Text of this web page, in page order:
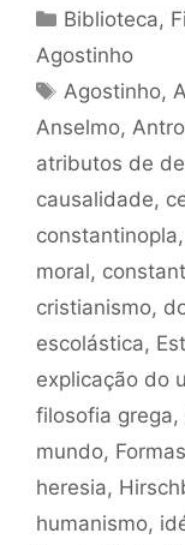
Categorias
Biblioteca,
Agostinho
Tags
Agostinho,
Anselmo,
atributos de
causalidade,
constantinopla,
moral,
cristianismo,
escolástica,
explicação do
filosofia grega,
mundo, Formas
heresia,
humanismo,